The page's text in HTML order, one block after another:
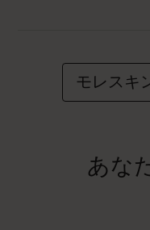
モレスキ
あな